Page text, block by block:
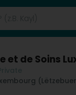
et de Soins